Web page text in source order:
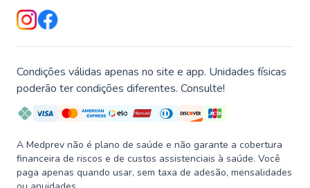
Condições válidas apenas no site e app. Unidades físicas
poderão ter condições diferentes. Consulte!
A Medprev não é plano de saúde e não garante a cobertura
financeira de riscos e de custos assistenciais à saúde. Você
paga apenas quando usar, sem taxa de adesão, mensalidades